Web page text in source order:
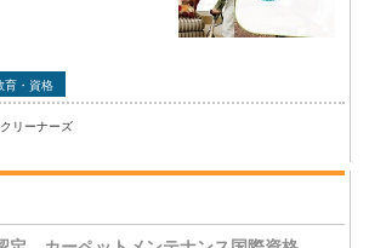
育・資格
リーナーズ